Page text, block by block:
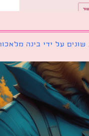
ידי בינה מלאכותית